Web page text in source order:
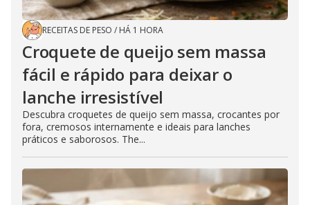
RECEITAS DE PESO / HÁ 1 HORA
Croquete de queijo sem massa
fácil e rápido para deixar o
lanche irresistível
Descubra croquetes de queijo sem massa, crocantes por
fora, cremosos internamente e ideais para lanches
práticos e saborosos. The...